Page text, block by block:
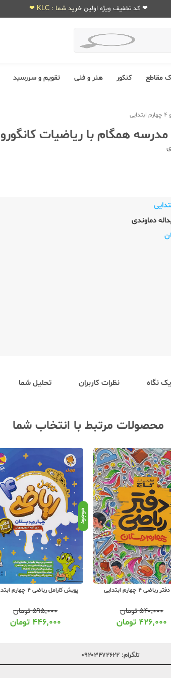
❤ کد تخفیف ویژه اولین خرید شما : KLC ❤
مقاطع کنکور هنر و فنی تقویم و سررسید
با ریاضیات کانگورو 4 چهارم ابتدایی
دماوندی
نگاه نظرات کاربران تحلیل شما
محصولات مرتبط با انتخاب شما
ریاضی 4 چهارم ابتدایی
۵۴۰,۰۰۰تومان
۴۲۶,۰۰۰ تومان
موجود
پویش کارامل ریاضی 4 چهارم ابتدایی
۵۹۵,۰۰۰تومان
۴۴۶,۰۰۰ تومان
تلگرام: ۰۹۲۰۳۴۷۲۶۲۲